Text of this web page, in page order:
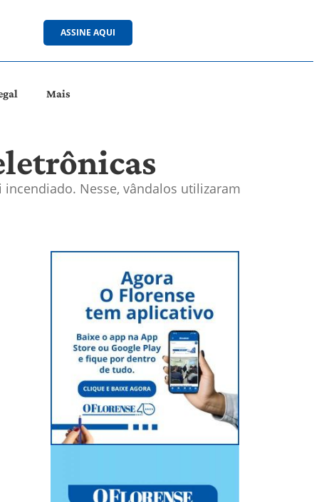
ASSINE AQUI
Mais
Nesse, vândalos utilizaram